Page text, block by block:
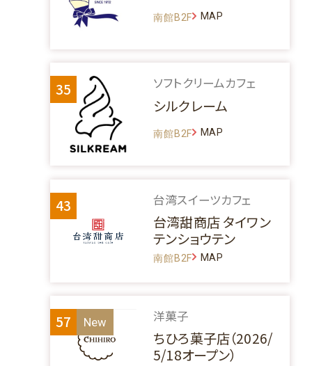
南館B2F MAP
35 ソフトクリームカフェ
シルクレーム
南館B2F MAP
43 台湾スイーツカフェ
台湾甜商店 タイワン
テンショウテン
南館B2F MAP
57 洋菓子
ちひろ菓子店（2026/
5/18オープン）